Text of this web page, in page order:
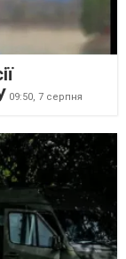
09:50, 7 серпня